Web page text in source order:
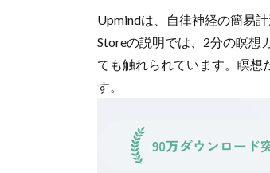
Upmindは、自律神経の簡易
Storeの説明では、2分の瞑想
ても触れられています。瞑想
す。